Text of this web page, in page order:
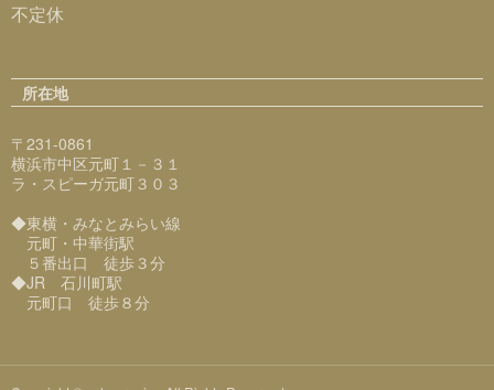
不定休
所在地
〒231-0861
横浜市中区元町１－３１
ラ・スピーガ元町３０３
◆東横・みなとみらい線
元町・中華街駅
５番出口 徒歩３分
◆JR 石川町駅
元町口 徒歩８分